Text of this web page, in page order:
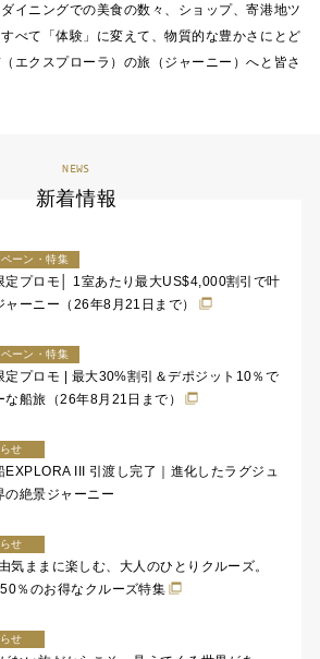
イニングでの美食の数々、ショップ、寄港地ツ
べて「体験」に変えて、物質的な豊かさにとど
エクスプローラ）の旅（ジャーニー）へと皆さ
NEWS
新着情報
ーン・特集
定プロモ│ 1室あたり最大US$4,000割引で叶
ーニー（26年8月21日まで）
ーン・特集
定プロモ | 最大30%割引＆デポジット10％で
船旅（26年8月21日まで）
せ
EXPLORA III 引渡し完了｜進化したラグジュ
の絶景ジャーニー
せ
気ままに楽しむ、大人のひとりクルーズ。
％のお得なクルーズ特集
せ